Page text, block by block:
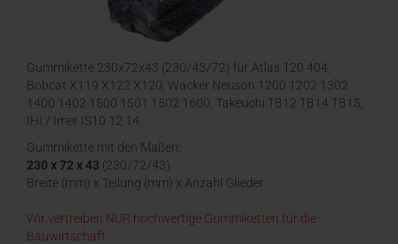
Gummikette 230x72x43 (230/43/72) für Atlas 120 404,
Bobcat X119 X122 X120, Wacker Neuson 1200 1202 1302
1400 1402 1500 1501 1502 1600, Takeuchi TB12 TB14 TB15,
IHI / Imer IS10 12 14
Gummikette mit den Maßen:
230 x 72 x 43 (230/72/43)
Breite (mm) x Teilung (mm) x Anzahl Glieder
Wir vertreiben NUR hochwertige Gummiketten für die
Bauwirtschaft.